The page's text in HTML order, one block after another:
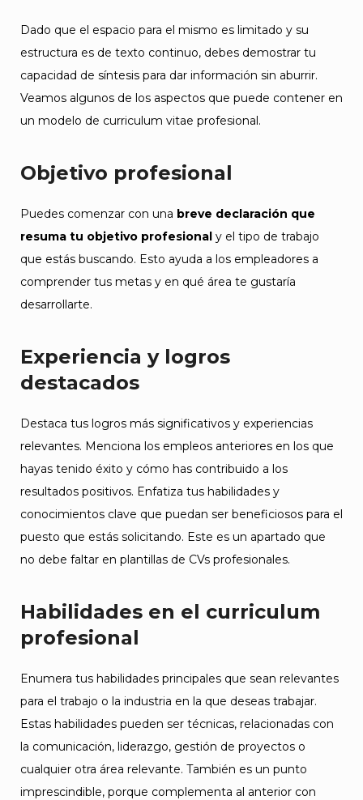
Dado que el espacio para el mismo es limitado y su
estructura es de texto continuo, debes demostrar tu
capacidad de síntesis para dar información sin aburrir.
Veamos algunos de los aspectos que puede contener en
un modelo de curriculum vitae profesional.
Objetivo profesional
Puedes comenzar con una breve declaración que
resuma tu objetivo profesional y el tipo de trabajo
que estás buscando. Esto ayuda a los empleadores a
comprender tus metas y en qué área te gustaría
desarrollarte.
Experiencia y logros
destacados
Destaca tus logros más significativos y experiencias
relevantes. Menciona los empleos anteriores en los que
hayas tenido éxito y cómo has contribuido a los
resultados positivos. Enfatiza tus habilidades y
conocimientos clave que puedan ser beneficiosos para el
puesto que estás solicitando. Este es un apartado que
no debe faltar en plantillas de CVs profesionales.
Habilidades en el curriculum
profesional
Enumera tus habilidades principales que sean relevantes
para el trabajo o la industria en la que deseas trabajar.
Estas habilidades pueden ser técnicas, relacionadas con
la comunicación, liderazgo, gestión de proyectos o
cualquier otra área relevante. También es un punto
imprescindible, porque complementa al anterior con